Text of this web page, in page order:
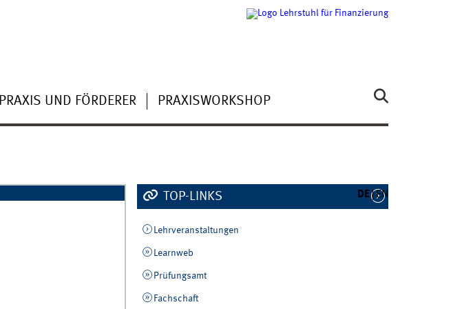
PRAXIS UND FÖRDERER PRAXISWORKSHOP
DE EN
TOP-LINKS
Lehrveranstaltungen
Learnweb
Prüfungsamt
Fachschaft